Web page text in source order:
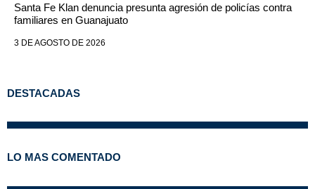
Santa Fe Klan denuncia presunta agresión de policías contra
familiares en Guanajuato
3 DE AGOSTO DE 2026
DESTACADAS
LO MAS COMENTADO